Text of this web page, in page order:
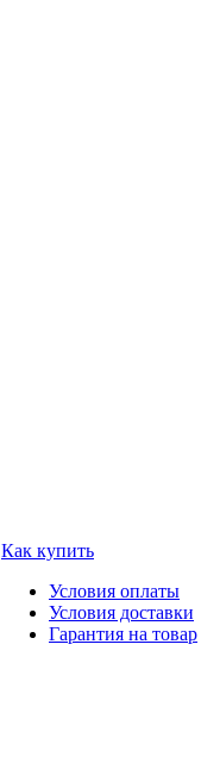
Как купить
Условия оплаты
Условия доставки
Гарантия на товар